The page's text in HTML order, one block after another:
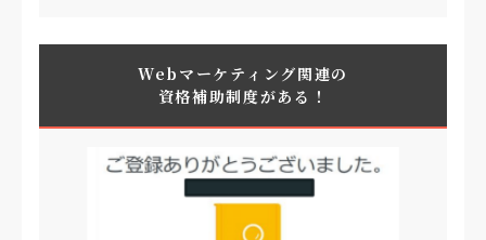
Webマーケティング関連の
資格補助制度がある！